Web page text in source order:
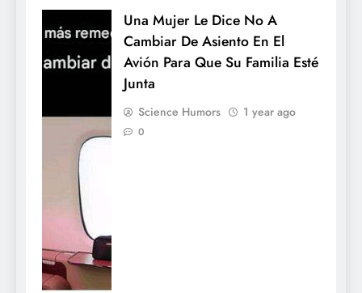
Una Mujer Le Dice No A
Cambiar De Asiento En El
Avión Para Que Su Familia Esté
Junta
Science Humors 1 year ago
0